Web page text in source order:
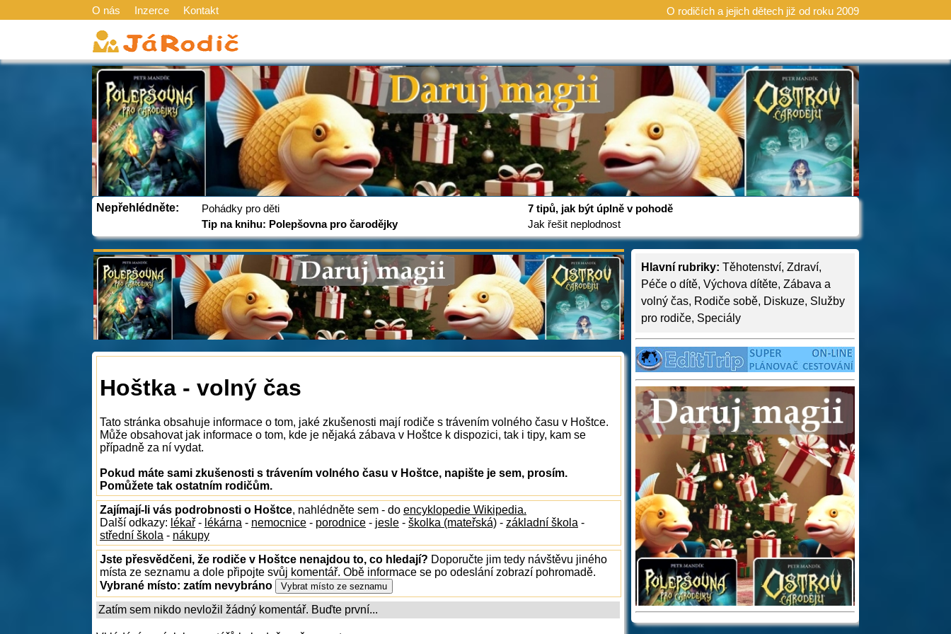
O nás Inzerce Kontakt O rodičích a jejich dětech již od roku 2009
Nepřehlédněte:
Pohádky pro děti
Tip na knihu: Polepšovna pro čarodějky
7 tipů, jak být úplně v pohodě
Jak řešit neplodnost
Hlavní rubriky: Těhotenství, Zdraví,
Péče o dítě, Výchova dítěte, Zábava a
volný čas, Rodiče sobě, Diskuze, Služby
pro rodiče, Speciály
Hoštka - volný čas
Tato stránka obsahuje informace o tom, jaké zkušenosti mají rodiče s trávením volného času v Hoštce.
Může obsahovat jak informace o tom, kde je nějaká zábava v Hoštce k dispozici, tak i tipy, kam se
případně za ní vydat.
Pokud máte sami zkušenosti s trávením volného času v Hoštce, napište je sem, prosím.
Pomůžete tak ostatním rodičům.
Zajímají-li vás podrobnosti o Hoštce, nahlédněte sem - do encyklopedie Wikipedia.
Další odkazy: lékař - lékárna - nemocnice - porodnice - jesle - školka (mateřská) - základní škola -
střední škola - nákupy
Jste přesvědčeni, že rodiče v Hoštce nenajdou to, co hledají? Doporučte jim tedy návštěvu jiného
místa ze seznamu a dole připojte svůj komentář. Obě informace se po odeslání zobrazí pohromadě.
Vybrané místo: zatím nevybráno
Zatím sem nikdo nevložil žádný komentář. Buďte první...